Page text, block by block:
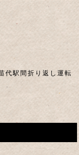
代駅間折り返し運転